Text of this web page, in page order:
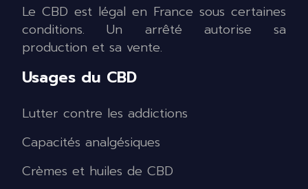
Le CBD est légal en France sous certaines
conditions. Un arrêté autorise sa
production et sa vente.
Usages du CBD
Lutter contre les addictions
Capacités analgésiques
Crèmes et huiles de CBD